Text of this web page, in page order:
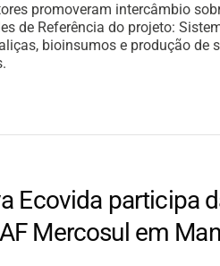
promoveram intercâmbio
de Referência do projeto:
bioinsumos e produção de
Ecovida participa
Mercosul em